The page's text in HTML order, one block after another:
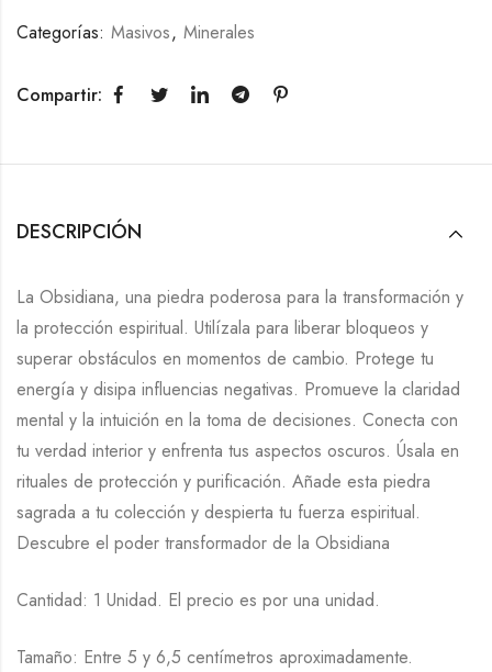
Categorías: Masivos, Minerales
Compartir:
DESCRIPCIÓN
La Obsidiana, una piedra poderosa para la transformación y
la protección espiritual. Utilízala para liberar bloqueos y
superar obstáculos en momentos de cambio. Protege tu
energía y disipa influencias negativas. Promueve la claridad
mental y la intuición en la toma de decisiones. Conecta con
tu verdad interior y enfrenta tus aspectos oscuros. Úsala en
rituales de protección y purificación. Añade esta piedra
sagrada a tu colección y despierta tu fuerza espiritual.
Descubre el poder transformador de la Obsidiana
Cantidad: 1 Unidad. El precio es por una unidad.
Tamaño: Entre 5 y 6,5 centímetros aproximadamente.